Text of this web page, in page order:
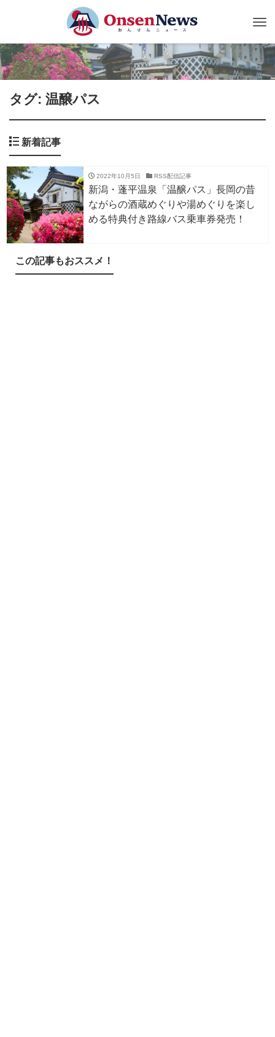
タグ: 温醸パス
新着記事
2022年10月5日 RSS配信記事
新潟・蓬平温泉「温醸パス」長岡の昔
ながらの酒蔵めぐりや湯めぐりを楽し
める特典付き路線バス乗車券発売！
この記事もおススメ！